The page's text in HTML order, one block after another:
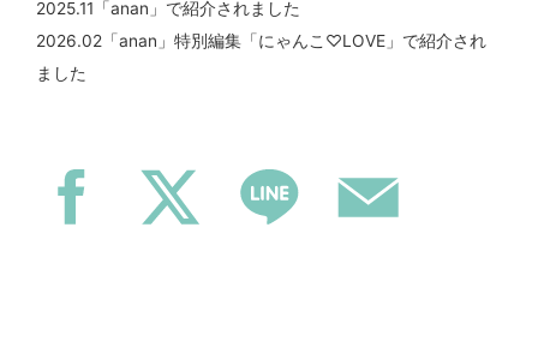
2025.11「anan」で紹介されました
2026.02「anan」特別編集「にゃんこ♡LOVE」で紹介され
ました